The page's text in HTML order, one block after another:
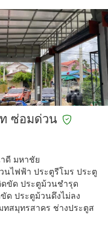
ซ่อมด่วน
ดี มหาชัย
ไฟฟ้า ประตูรีโมร ประตู
ขัด ประตูม้วนชำรุด
ด ประตูม้วนดึงไม่ลง
สมุทรสาคร ช่างประตูส